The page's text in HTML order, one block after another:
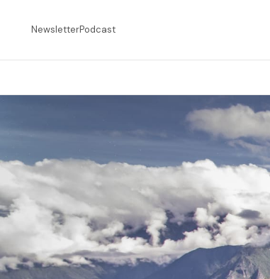
NewsletterPodcast